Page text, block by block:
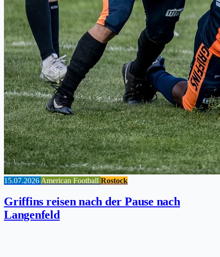
15.07.2026 American Football Rostock
Griffins reisen nach der Pause nach
Langenfeld